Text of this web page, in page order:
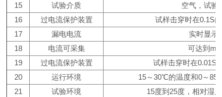
15
试验介质
空气，试验
16
过电流保护装置
试样击穿时在0.1S
17
漏电电流
实时显示
18
电流可采集
可达到m*
19
过电流保护装置
试样击穿时在0.01S
20
运行环境
15～30℃的温度和0～
21
试验环境
15度到25度，相对湿